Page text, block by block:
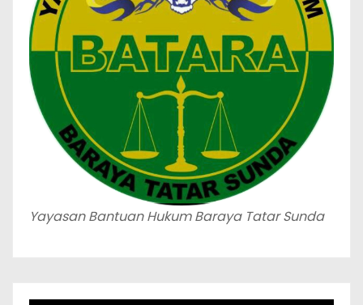
Yayasan Bantuan Hukum Baraya Tatar Sunda